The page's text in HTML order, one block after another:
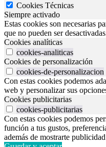
Cookies Técnicas
Siempre activado
Estas cookies son necesarias
que no pueden ser
Cookies analíticas
cookies-analiticas
Cookies de personalización
cookies-de-personalizacion
Con estas cookies podemos
web y personalizar sus
Cookies publicitarias
cookies-publicitarias
Con estas cookies podemos
función a tus gustos,
además de mostrarte